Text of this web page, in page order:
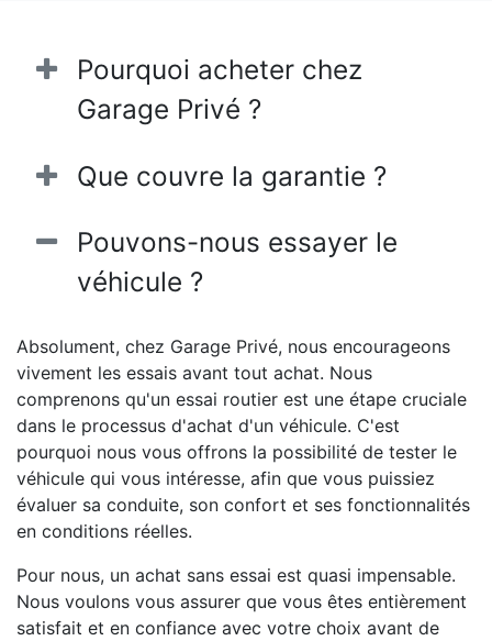
Pourquoi acheter chez
Garage Privé ?
Que couvre la garantie ?
Pouvons-nous essayer le
véhicule ?
Absolument, chez Garage Privé, nous encourageons
vivement les essais avant tout achat. Nous
comprenons qu'un essai routier est une étape cruciale
dans le processus d'achat d'un véhicule. C'est
pourquoi nous vous offrons la possibilité de tester le
véhicule qui vous intéresse, afin que vous puissiez
évaluer sa conduite, son confort et ses fonctionnalités
en conditions réelles.
Pour nous, un achat sans essai est quasi impensable.
Nous voulons vous assurer que vous êtes entièrement
satisfait et en confiance avec votre choix avant de